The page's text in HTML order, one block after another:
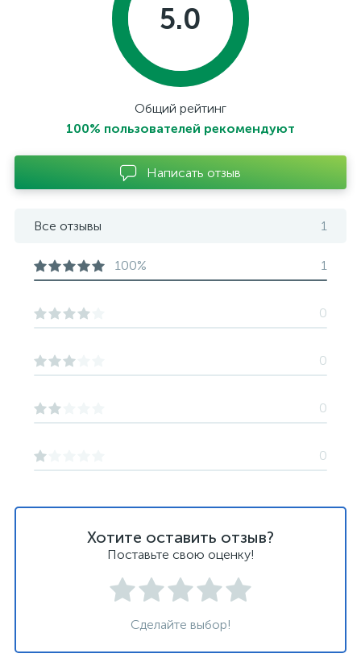
Хотите оставить отзыв?
Поставьте свою оценку!
Сделайте выбор!
5.0
Общий рейтинг
100% пользователей рекомендуют
Написать отзыв
Все отзывы 1
100% 1
0
0
0
0